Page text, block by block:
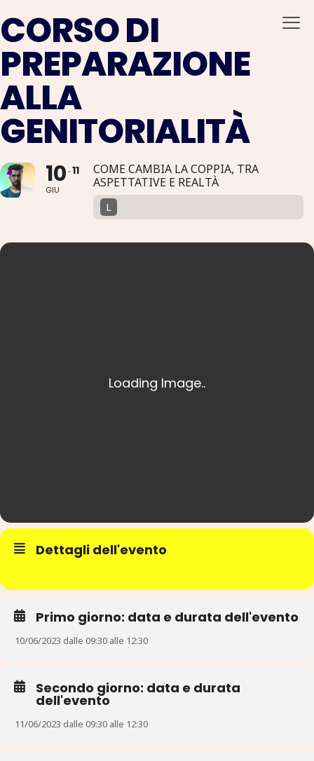
CORSO DI
PREPARAZIONE
ALLA
GENITORIALITÀ
10
GIU
11
COME CAMBIA LA COPPIA, TRA
ASPETTATIVE E REALTÀ
L
‎Dettagli dell'evento‎
Primo giorno: data e durata dell'evento
10/06/2023 dalle 09:30 alle 12:30
Secondo giorno: data e durata
dell'evento
11/06/2023 dalle 09:30 alle 12:30